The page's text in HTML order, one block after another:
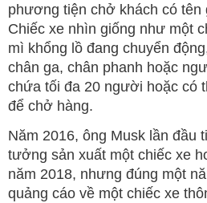
phương tiện chở khách có tên
Chiếc xe nhìn giống như một
mì khổng lồ đang chuyển
chân ga, chân phanh hoặc
chứa tối đa 20 người hoặc có
để chở hàng.
Năm 2016, ông Musk lần đầu
tưởng sản xuất một chiếc xe
năm 2018, nhưng đúng một
quảng cáo về một chiếc xe